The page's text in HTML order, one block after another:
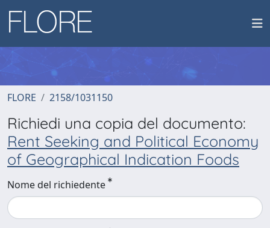
FLORE 2158/1031150
Richiedi una copia del documento:
Rent Seeking and Political Economy
of Geographical Indication Foods
Nome del richiedente